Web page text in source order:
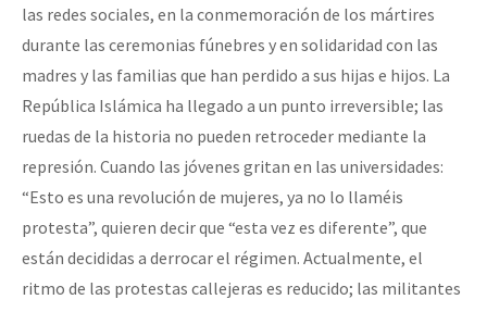
las redes sociales, en la conmemoración de los mártires
durante las ceremonias fúnebres y en solidaridad con las
madres y las familias que han perdido a sus hijas e hijos. La
República Islámica ha llegado a un punto irreversible; las
ruedas de la historia no pueden retroceder mediante la
represión. Cuando las jóvenes gritan en las universidades:
“Esto es una revolución de mujeres, ya no lo llaméis
protesta”, quieren decir que “esta vez es diferente”, que
están decididas a derrocar el régimen. Actualmente, el
ritmo de las protestas callejeras es reducido; las militantes